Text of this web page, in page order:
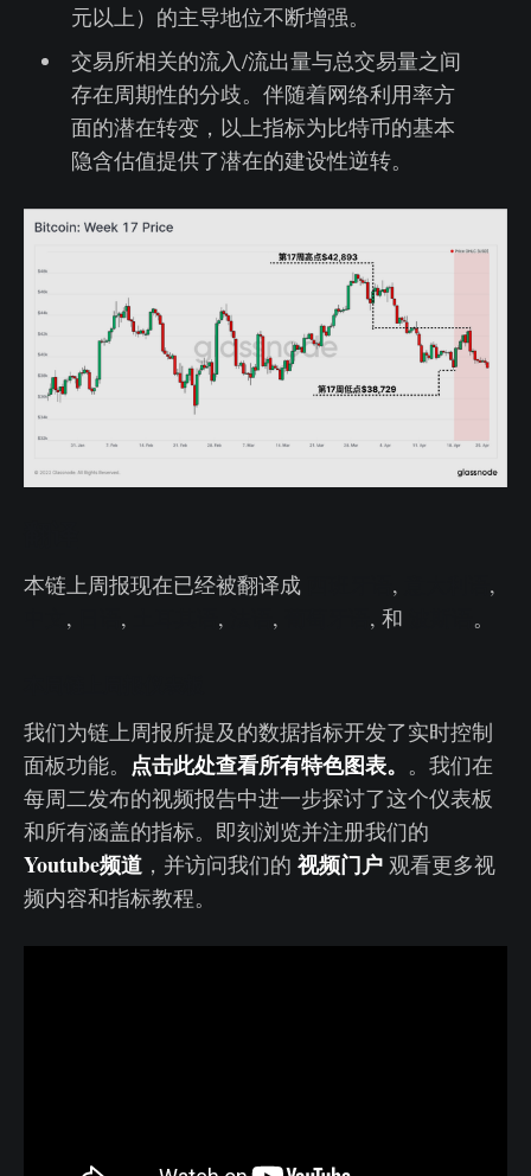
元以上）的主导地位不断增强。
交易所相关的流入/流出量与总交易量之间
存在周期性的分歧。伴随着网络利用率方
面的潜在转变，以上指标为比特币的基本
隐含估值提供了潜在的建设性逆转。
本链上周报现在已经被翻译成 ,
,
, , , , , 和 。
我们为链上周报所提及的数据指标开发了实时控制
面板功能。 点击此处查看所有特色图表。 。我们在
每周二发布的视频报告中进一步探讨了这个仪表板
和所有涵盖的指标。即刻浏览并注册我们的
Youtube频道 ，并访问我们的 视频门户 观看更多视
频内容和指标教程。